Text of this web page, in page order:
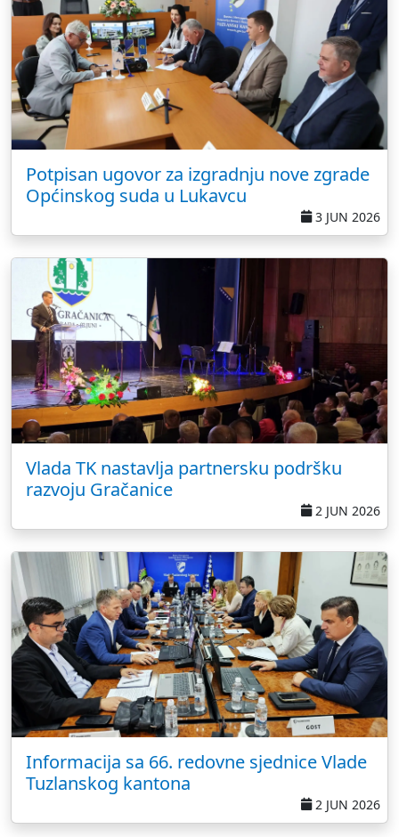
Potpisan ugovor za izgradnju nove zgrade
Općinskog suda u Lukavcu
3 JUN 2026
Vlada TK nastavlja partnersku podršku
razvoju Gračanice
2 JUN 2026
Informacija sa 66. redovne sjednice Vlade
Tuzlanskog kantona
2 JUN 2026